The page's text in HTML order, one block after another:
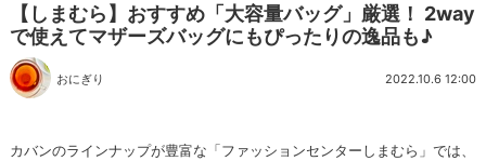
【しまむら】おすすめ「大容量バッグ」厳選！ 2way
で使えてマザーズバッグにもぴったりの逸品も♪
おにぎり 2022.10.6 12:00
カバンのラインナップが豊富な「ファッションセンターしまむら」では、